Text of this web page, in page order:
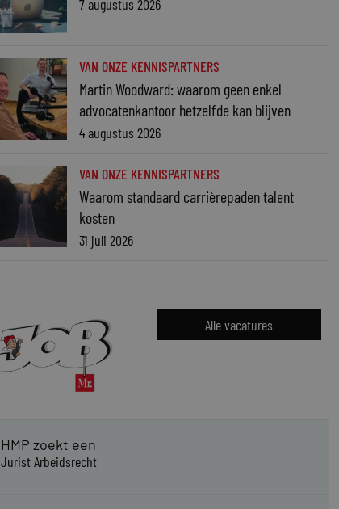
7 augustus 2026
VAN ONZE KENNISPARTNERS
Martin Woodward: waarom geen enkel
advocatenkantoor hetzelfde kan blijven
4 augustus 2026
VAN ONZE KENNISPARTNERS
Waarom standaard carrièrepaden talent
kosten
31 juli 2026
Alle vacatures
HMP zoekt een
Jurist Arbeidsrecht